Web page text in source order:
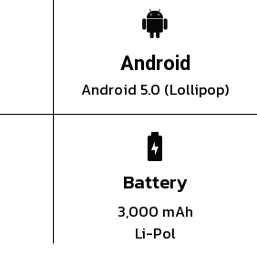
Android
Android 5.0 (Lollipop)
Battery
3,000 mAh
Li-Pol